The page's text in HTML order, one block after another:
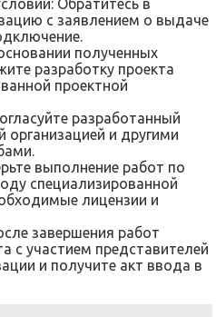
Обратитесь в
с заявлением о выдаче
полученных
разработку проекта
проектной
разработанный
и другими
выполнение работ по
специализированной
лицензии и
завершения работ
с участием представителей
и получите акт ввода в